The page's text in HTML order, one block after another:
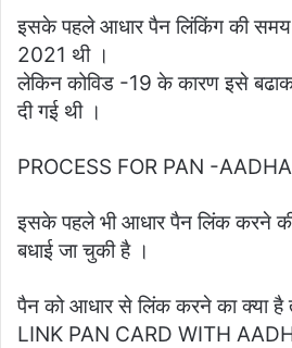
इसके पहले आधार पैन लिंकिंग की समय
2021 थी ।
लेकिन कोविड -19 के कारण इसे
दी गई थी ।
PROCESS FOR PAN -
इसके पहले भी आधार पैन लिंक करने
बधाई जा चुकी है ।
पैन को आधार से लिंक करने का क्या है
LINK PAN CARD WITH